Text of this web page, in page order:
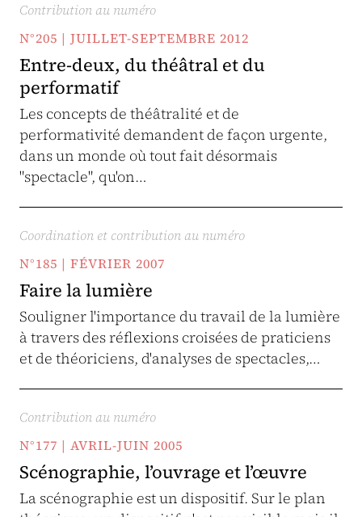
Contribution au numéro
N°205 | JUILLET-SEPTEMBRE 2012
Entre-deux, du théâtral et du
performatif
Les concepts de théâtralité et de
performativité demandent de façon urgente,
dans un monde où tout fait désormais
"spectacle", qu'on…
Coordination et contribution au numéro
N°185 | FÉVRIER 2007
Faire la lumière
Souligner l'importance du travail de la lumière
à travers des réflexions croisées de praticiens
et de théoriciens, d'analyses de spectacles,…
Contribution au numéro
N°177 | AVRIL-JUIN 2005
Scénographie, l’ouvrage et l’œuvre
La scénographie est un dispositif. Sur le plan